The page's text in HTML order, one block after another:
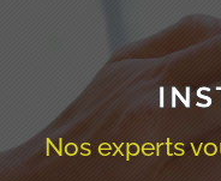
Nos experts